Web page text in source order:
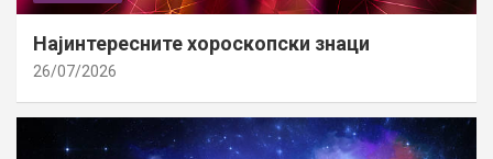
Најинтересните хороскопски знаци
26/07/2026